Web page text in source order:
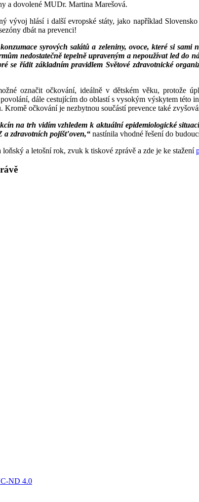
a dovolené MUDr. Martina Marešová.
vývoj hlásí i další evropské státy, jako například
dbát na prevenci!
syrových salátů a zeleniny, ovoce, které si
nedostatečně tepelně upraveným a nepoužívat led
se řídit základním pravidlem Světové zdravotnické
označit očkování, ideálně v dětském věku, protože
dále cestujícím do oblastí s vysokým výskytem této
očkování je nezbytnou součástí prevence také
na trh vidím vzhledem k aktuální epidemiologické
a zdravotních pojišťoven,“ nastínila vhodné řešení do
a letošní rok, zvuk k tiskové zprávě a zde je ke stažení
ND 4.0